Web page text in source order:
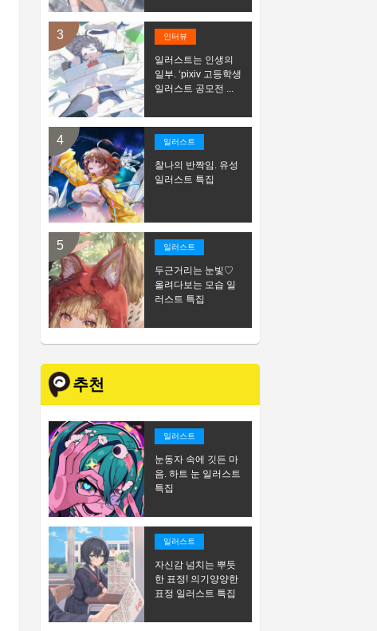
인터뷰
일러스트는 인생의
일부. ‘pixiv 고등학생
일러스트 공모전 ...
일러스트
찰나의 반짝임. 유성
일러스트 특집
일러스트
두근거리는 눈빛♡
올려다보는 모습 일
러스트 특집
추천
일러스트
눈동자 속에 깃든 마
음. 하트 눈 일러스트
특집
일러스트
자신감 넘치는 뿌듯
한 표정! 의기양양한
표정 일러스트 특집